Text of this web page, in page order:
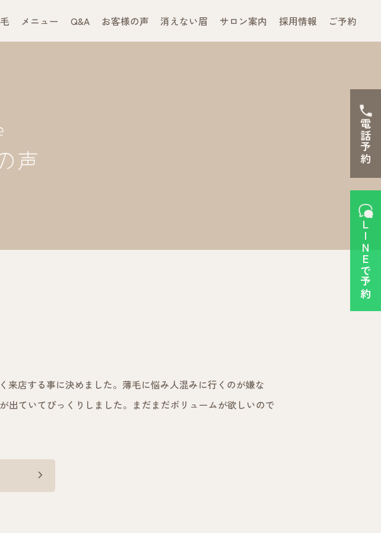
メニュー Q&A お客様の声 消えない眉 サロン案内 採用情報 ご予約
声
店する事に決めました。薄毛に悩み人混みに行くのが嫌な
出ていてびっくりしました。まだまだボリュームが欲しいので
電話予約
LINEで予約